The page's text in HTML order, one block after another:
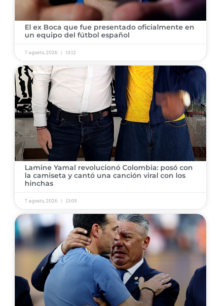
​El ex Boca que fue presentado oficialmente en
un equipo del fútbol español
7 agosto, 2026 13:12
​Lamine Yamal revolucionó Colombia: posó con
la camiseta y cantó una canción viral con los
hinchas
7 agosto, 2026 13:09